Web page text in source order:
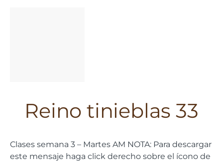
Reino tinieblas 33
Clases semana 3 – Martes AM NOTA: Para descargar
este mensaje haga click derecho sobre el ícono de